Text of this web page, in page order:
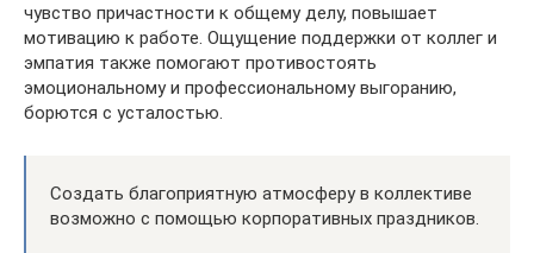
чувство причастности к общему делу, повышает
мотивацию к работе. Ощущение поддержки от коллег и
эмпатия также помогают противостоять
эмоциональному и профессиональному выгоранию,
борются с усталостью.
Создать благоприятную атмосферу в коллективе
возможно с помощью корпоративных праздников.